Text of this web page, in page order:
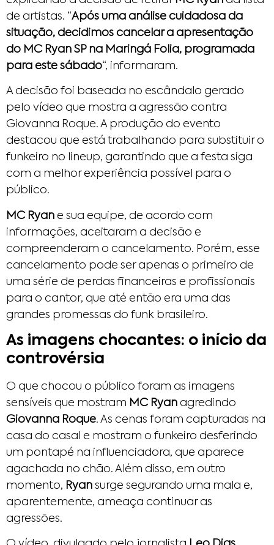
de artistas. “Após uma análise cuidadosa da
situação, decidimos cancelar a apresentação
do MC Ryan SP na Maringá Folia, programada
para este sábado“, informaram.
A decisão foi baseada no escândalo gerado
pelo vídeo que mostra a agressão contra
Giovanna Roque. A produção do evento
destacou que está trabalhando para substituir o
funkeiro no lineup, garantindo que a festa siga
com a melhor experiência possível para o
público.
MC Ryan e sua equipe, de acordo com
informações, aceitaram a decisão e
compreenderam o cancelamento. Porém, esse
cancelamento pode ser apenas o primeiro de
uma série de perdas financeiras e profissionais
para o cantor, que até então era uma das
grandes promessas do funk brasileiro.
As imagens chocantes: o início da
controvérsia
O que chocou o público foram as imagens
sensíveis que mostram MC Ryan agredindo
Giovanna Roque. As cenas foram capturadas na
casa do casal e mostram o funkeiro desferindo
um pontapé na influenciadora, que aparece
agachada no chão. Além disso, em outro
momento, Ryan surge segurando uma mala e,
aparentemente, ameaça continuar as
agressões.